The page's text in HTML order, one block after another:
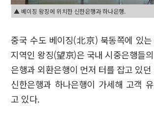
▲ 베이징 왕징에 위치한 신한은행과 하나은행.
중국 수도 베이징(北京) 북동쪽에 있
지역인 왕징(望京)은 국내 시중은행들
은행과 외환은행이 먼저 터를 잡고 있
신한은행과 하나은행이 가세해 고객
고 있다.